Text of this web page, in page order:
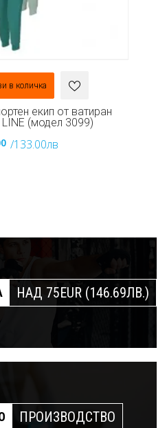
в количка
екип от ватиран
LINE (модел 3099)
/133.00лв
НАД 75EUR (146.69ЛВ.)
ПРОИЗВОДСТВО